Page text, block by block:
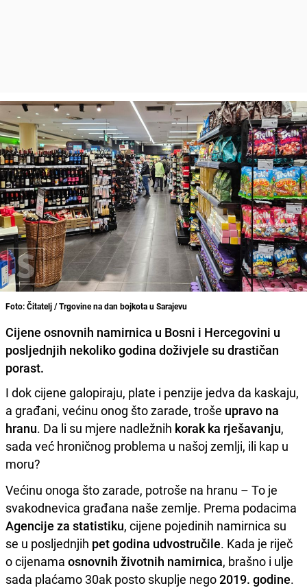
Foto: Čitatelj / Trgovine na dan bojkota u Sarajevu
Cijene osnovnih namirnica u Bosni i Hercegovini u
posljednjih nekoliko godina doživjele su drastičan
porast.
I dok cijene galopiraju, plate i penzije jedva da kaskaju,
a građani, većinu onog što zarade, troše upravo na
hranu. Da li su mjere nadležnih korak ka rješavanju,
sada već hroničnog problema u našoj zemlji, ili kap u
moru?
Većinu onoga što zarade, potroše na hranu – To je
svakodnevica građana naše zemlje. Prema podacima
Agencije za statistiku, cijene pojedinih namirnica su
se u posljednjih pet godina udvostručile. Kada je riječ
o cijenama osnovnih životnih namirnica, brašno i ulje
sada plaćamo 30ak posto skuplje nego2019. godine.